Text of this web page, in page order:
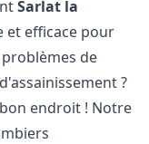
Sarlat la
et efficace pour
de
?
endroit ! Notre